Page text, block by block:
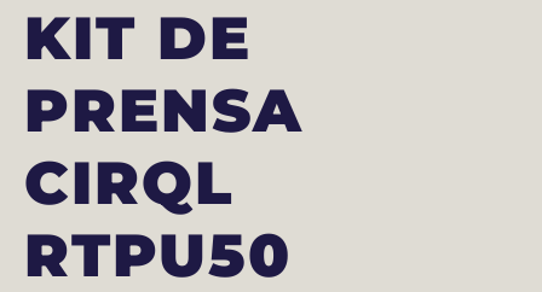
KIT DE
PRENSA
CIRQL
RTPU50